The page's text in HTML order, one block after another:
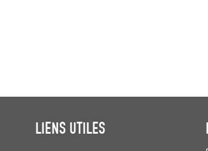
LIENS UTILES